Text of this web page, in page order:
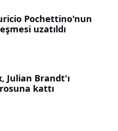
Pochettino'nun
uzatıldı
Julian Brandt'ı
kattı